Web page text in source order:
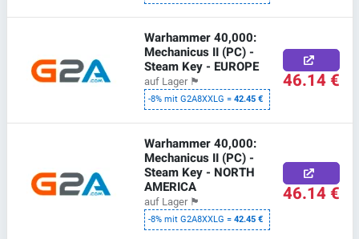
Warhammer 40,000:
Mechanicus II (PC) -
Steam Key - EUROPE
auf Lager 🏴
-8% mit G2A8XXLG =42.45 €
46.14 €
Warhammer 40,000:
Mechanicus II (PC) -
Steam Key - NORTH
AMERICA
auf Lager 🏴
-8% mit G2A8XXLG =42.45 €
46.14 €